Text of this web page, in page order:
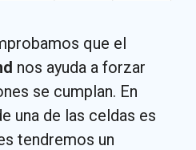
que el
nos ayuda a forzar
se cumplan. En
una de las celdas es
tendremos un